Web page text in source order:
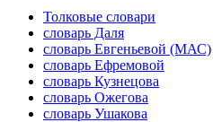
Толковые словари
словарь Даля
словарь Евгеньевой (МАС)
словарь Ефремовой
словарь Кузнецова
словарь Ожегова
словарь Ушакова